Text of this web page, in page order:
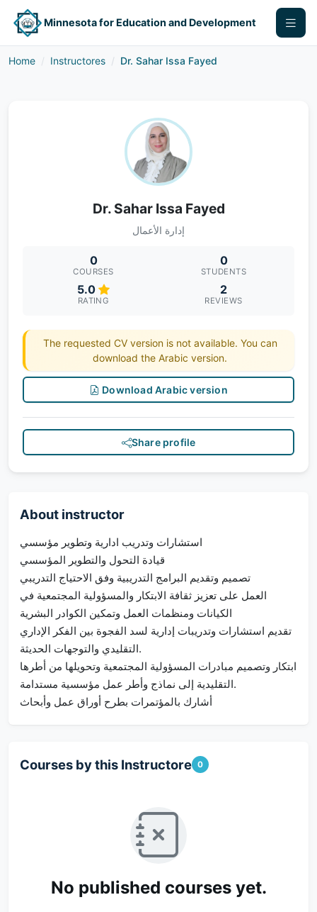
Minnesota for Education and Development
Home Instructores Dr. Sahar Issa Fayed
Dr. Sahar Issa Fayed
إدارة الأعمال
0
COURSES
0
STUDENTS
5.0
RATING
2
REVIEWS
The requested CV version is not available. You can
download the Arabic version.
Download Arabic version
Share profile
About instructor
استشارات وتدريب ادارية وتطوير مؤسسي
قيادة التحول والتطوير المؤسسي
تصميم وتقديم البرامج التدريبية وفق الاحتياج التدريبي
العمل على تعزيز ثقافة الابتكار والمسؤولية المجتمعية في
الكيانات ومنظمات العمل وتمكين الكوادر البشرية
تقديم استشارات وتدريبات إدارية لسد الفجوة بين الفكر الإداري
التقليدي والتوجهات الحديثة.
ابتكار وتصميم مبادرات المسؤولية المجتمعية وتحويلها من أطرها
التقليدية إلى نماذج وأطر عمل مؤسسية مستدامة.
أشارك بالمؤتمرات بطرح أوراق عمل وأبحاث
Courses by this Instructore 0
No published courses yet.